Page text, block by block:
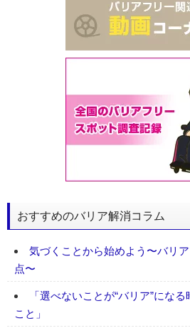
おすすめのバリア解消コラム
気づくことから始めよう〜バリ
点〜
「選べないことが“バリア”にな
こと」